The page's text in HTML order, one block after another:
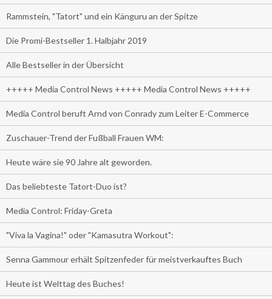
Rammstein, "Tatort" und ein Känguru an der Spitze
Die Promi-Bestseller 1. Halbjahr 2019
Alle Bestseller in der Übersicht
+++++ Media Control News +++++ Media Control News +++++
Media Control beruft Arnd von Conrady zum Leiter E-Commerce
Zuschauer-Trend der Fußball Frauen WM:
Heute wäre sie 90 Jahre alt geworden.
Das beliebteste Tatort-Duo ist?
Media Control: Friday-Greta
"Viva la Vagina!" oder "Kamasutra Workout":
Senna Gammour erhält Spitzenfeder für meistverkauftes Buch
Heute ist Welttag des Buches!